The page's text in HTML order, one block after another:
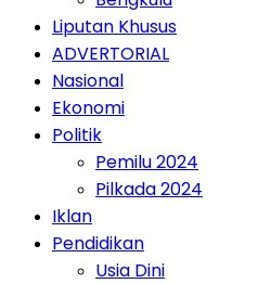
Liputan Khusus
ADVERTORIAL
Nasional
Ekonomi
Politik
Pemilu 2024
Pilkada 2024
Iklan
Pendidikan
Usia Dini